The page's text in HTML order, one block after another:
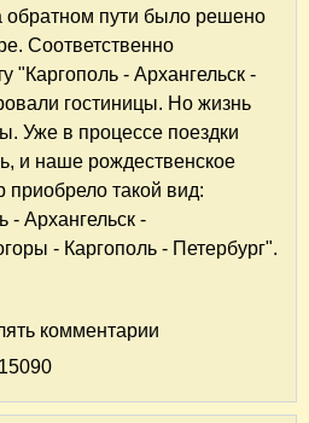
обратном пути было решено
Соответственно
"Каргополь - Архангельск -
гостиницы. Но жизнь
Уже в процессе поездки
и наше рождественское
такой вид:
- Архангельск -
- Каргополь - Петербург".
путешествие на Север.
комментарии
15090